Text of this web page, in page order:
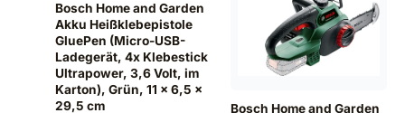
Bosch Home and Garden
Akku Heißklebepistole
GluePen (Micro-USB-
Ladegerät, 4x Klebestick
Ultrapower, 3,6 Volt, im
Karton), Grün, 11 x 6,5 x
29,5 cm
Bosch Home and Garden